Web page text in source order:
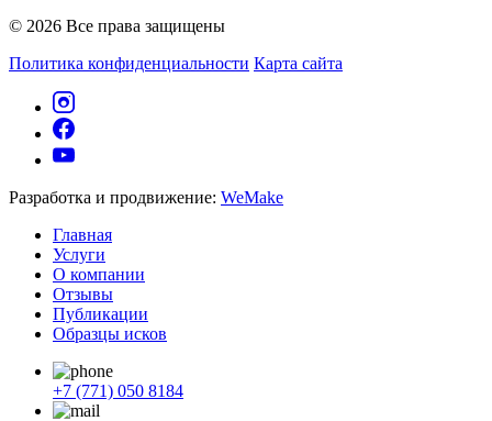
© 2026 Все права защищены
Политика конфиденциальности Карта сайта
Разработка и продвижение: WeMake
Главная
Услуги
О компании
Отзывы
Публикации
Образцы исков
+7 (771) 050 8184